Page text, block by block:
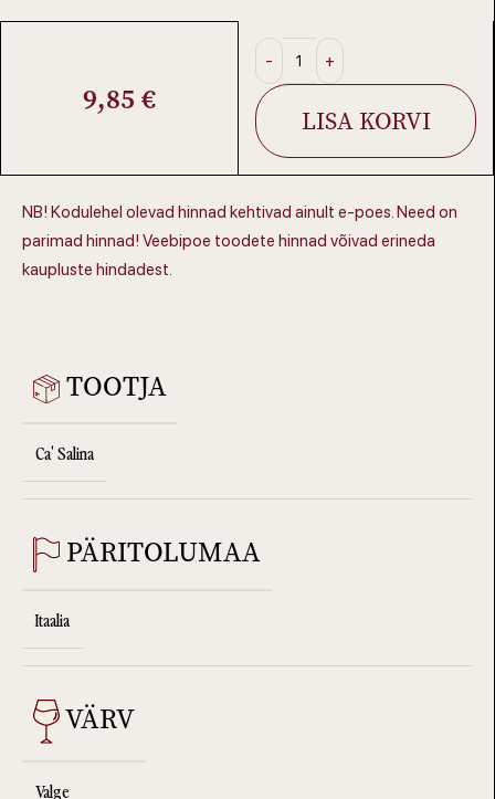
9,85€
LISA KORVI
NB! Kodulehel olevad hinnad kehtivad ainult e-poes. Need on
parimad hinnad! Veebipoe toodete hinnad võivad erineda
kaupluste hindadest.
TOOTJA
Ca' Salina
PÄRITOLUMAA
Itaalia
VÄRV
Valge